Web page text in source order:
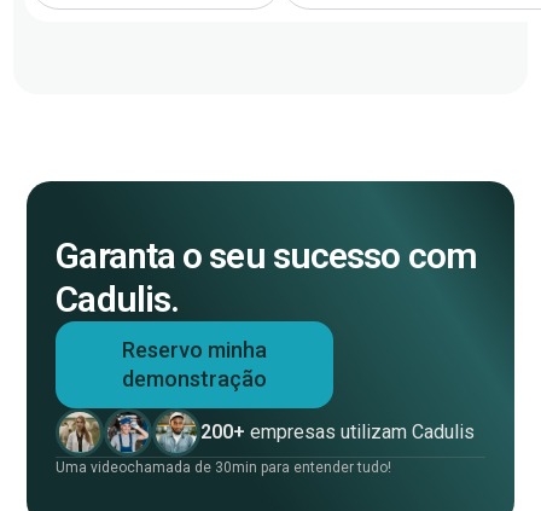
Garanta o seu sucesso com
Cadulis.
Reservo minha
demonstração
200+ empresas utilizam Cadulis
Uma videochamada de 30min para entender tudo!